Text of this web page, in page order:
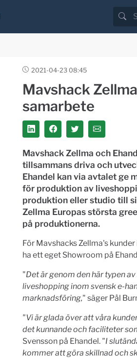
2021-04-23 08:45
Mavshack
samarbete
Mavshack Zellma och
tillsammans driva och
Ehandel kan via avtalet ge
för produktion av
produktion eller studio till
Zellma Europas största
på produktionerna.
För Mavshacks Zellma's
ha ett eget Showroom på
"Det är genom den här typen
liveshopping inom svensk e-
marknadsföring," säger Pål
"Vi är glada över att våra
det kunnande och faciliteter
Svensson på Ehandel. "I
kommer att göra skillnad och